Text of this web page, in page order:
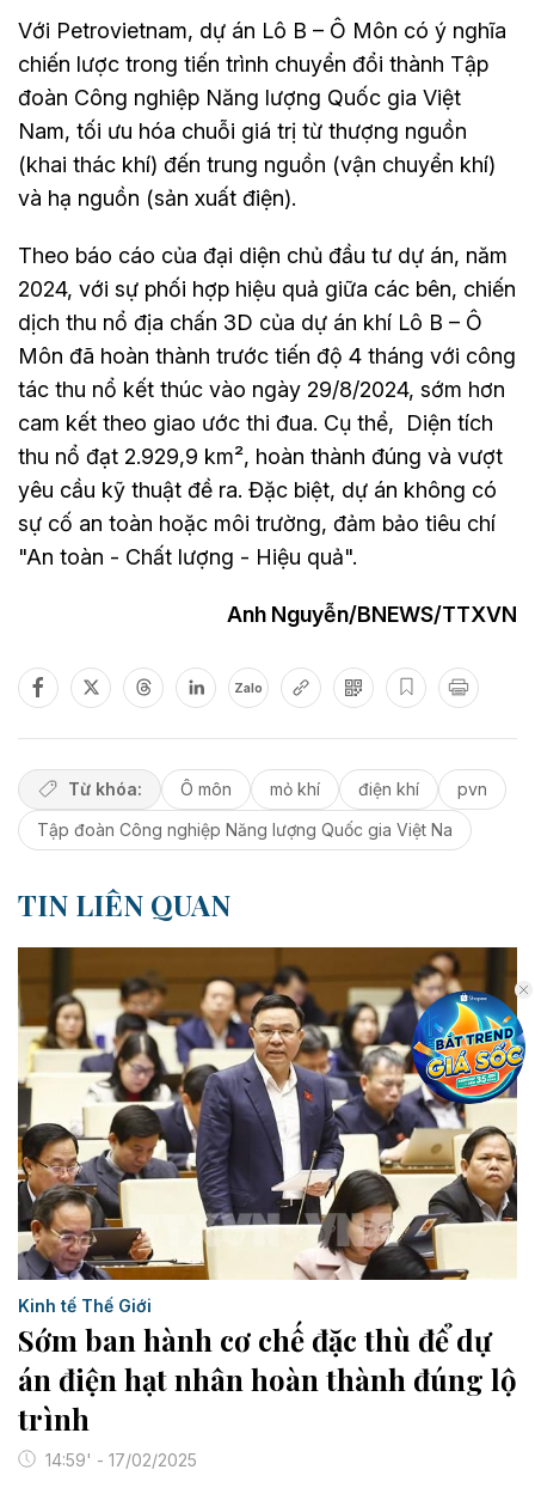
Với Petrovietnam, dự án Lô B – Ô Môn có ý nghĩa
chiến lược trong tiến trình chuyển đổi thành Tập
đoàn Công nghiệp Năng lượng Quốc gia Việt
Nam, tối ưu hóa chuỗi giá trị từ thượng nguồn
(khai thác khí) đến trung nguồn (vận chuyển khí)
và hạ nguồn (sản xuất điện).
Theo báo cáo của đại diện chủ đầu tư dự án, năm
2024, với sự phối hợp hiệu quả giữa các bên, chiến
dịch thu nổ địa chấn 3D của dự án khí Lô B – Ô
Môn đã hoàn thành trước tiến độ 4 tháng với công
tác thu nổ kết thúc vào ngày 29/8/2024, sớm hơn
cam kết theo giao ước thi đua. Cụ thể, Diện tích
thu nổ đạt 2.929,9 km², hoàn thành đúng và vượt
yêu cầu kỹ thuật đề ra. Đặc biệt, dự án không có
sự cố an toàn hoặc môi trường, đảm bảo tiêu chí
"An toàn - Chất lượng - Hiệu quả".
Anh Nguyễn/BNEWS/TTXVN
Zalo
Từ khóa: Ô môn mỏ khí điện khí
pvn
Tập đoàn Công nghiệp Năng lượng Quốc gia Việt Na
TIN LIÊN QUAN
Kinh tế Thế Giới
Sớm ban hành cơ chế đặc thù để dự
án điện hạt nhân hoàn thành đúng lộ
trình
14:59' - 17/02/2025